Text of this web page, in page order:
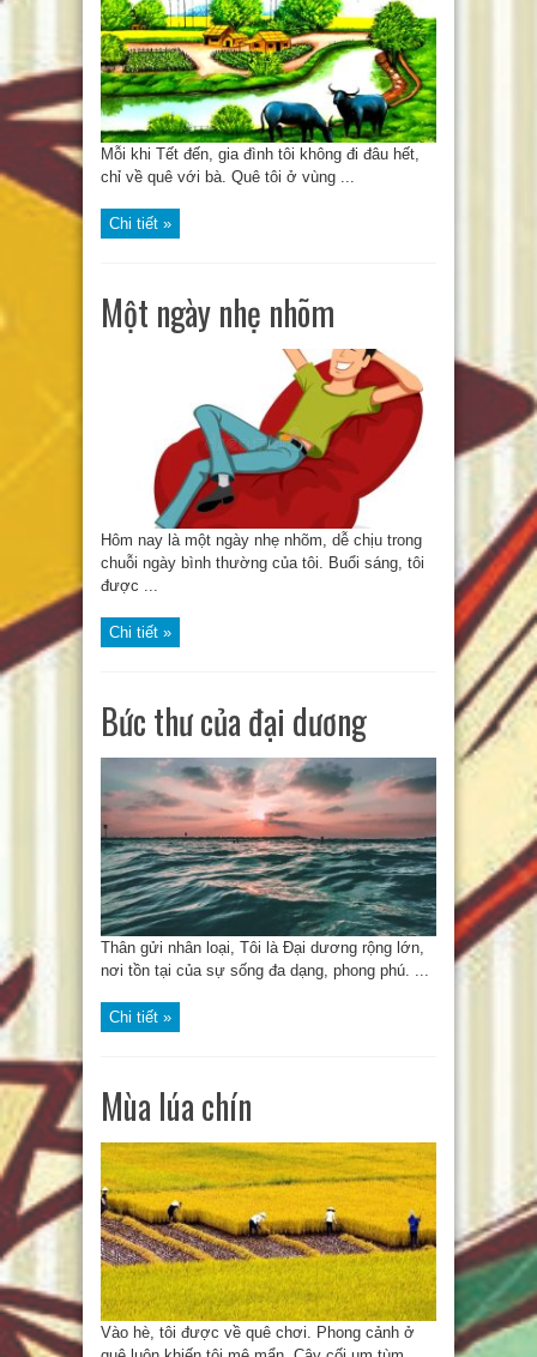
Mỗi khi Tết đến, gia đình tôi không đi đâu hết,
chỉ về quê với bà. Quê tôi ở vùng ...
Chi tiết »
Một ngày nhẹ nhõm
Hôm nay là một ngày nhẹ nhõm, dễ chịu trong
chuỗi ngày bình thường của tôi. Buổi sáng, tôi
được ...
Chi tiết »
Bức thư của đại dương
Thân gửi nhân loại, Tôi là Đại dương rộng lớn,
nơi tồn tại của sự sống đa dạng, phong phú. ...
Chi tiết »
Mùa lúa chín
Vào hè, tôi được về quê chơi. Phong cảnh ở